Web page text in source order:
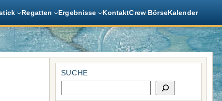
Regatten Ergebnisse KontaktCrew BörseKalender
SUCHE
u